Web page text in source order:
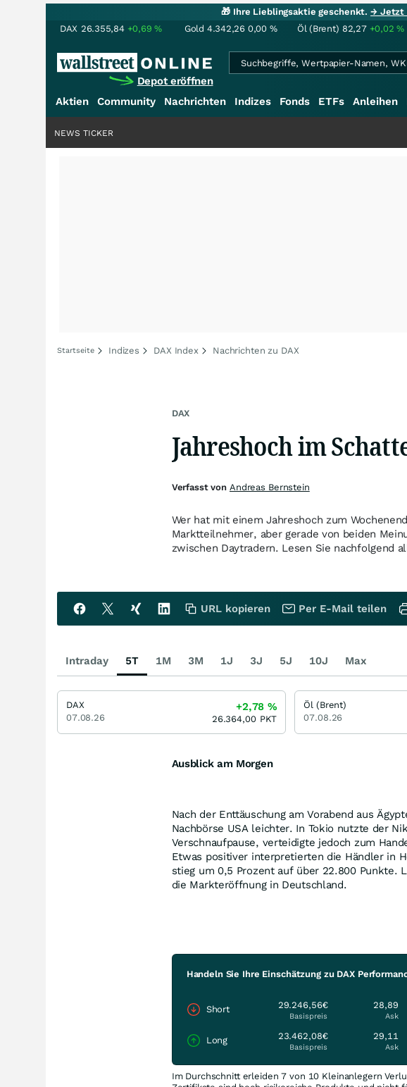
🎁 Ihre Lieblingsaktie geschenkt.→ Jetzt
DAX 26.355,84 +0,69% Gold 4.342,26 0,00 % Öl (Brent) 82,27 +0,02%
Depot eröffnen
Aktien Community Nachrichten Indizes Fonds ETFs Anleihen
NEWS TICKER
Startseite Indizes DAX Index Nachrichten zu DAX
DAX
Jahreshoch im
Wer hat mit einem Jahreshoch zum
Marktteilnehmer, aber gerade von beiden
zwischen Daytradern. Lesen Sie nachfolgend
Ausblick am Morgen
Nach der Enttäuschung am Vorabend aus
Nachbörse USA leichter. In Tokio nutzte der
Verschnaufpause, verteidigte jedoch zum
Etwas positiver interpretierten die Händler in
stieg um 0,5 Prozent auf über 22.800 Punkte.
die Markteröffnung in Deutschland.
Handeln Sie Ihre Einschätzung zu DAX
Short 29.246,56€
Basispreis
28,89
Ask
Long 23.462,08€
Basispreis
29,11
Ask
Im Durchschnitt erleiden 7 von 10 Kleinanlegern
Verfasst von Andreas Bernstein
URL kopieren Per E-Mail teilen
Intraday 5T 1M 3M 1J 3J 5J 10J Max
DAX
07.08.26
+2,78 %
26.364,00 PKT
Öl (Brent)
07.08.26